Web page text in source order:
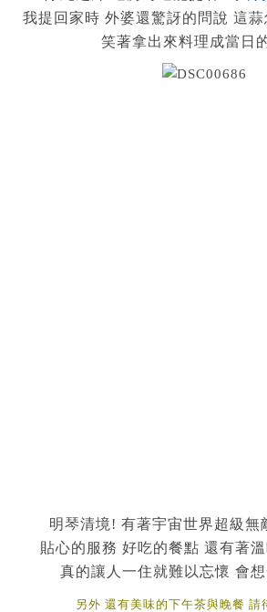
我提回家時 外婆還驚訝的問說 這
笑著拿出來料理成當日
明琴清境! 有著宇宙世界超級無
貼心的服務 好吃的餐點 還有著
真的讓人一住就難以忘懷 會
另外 還有美味的下午茶與晚餐 請